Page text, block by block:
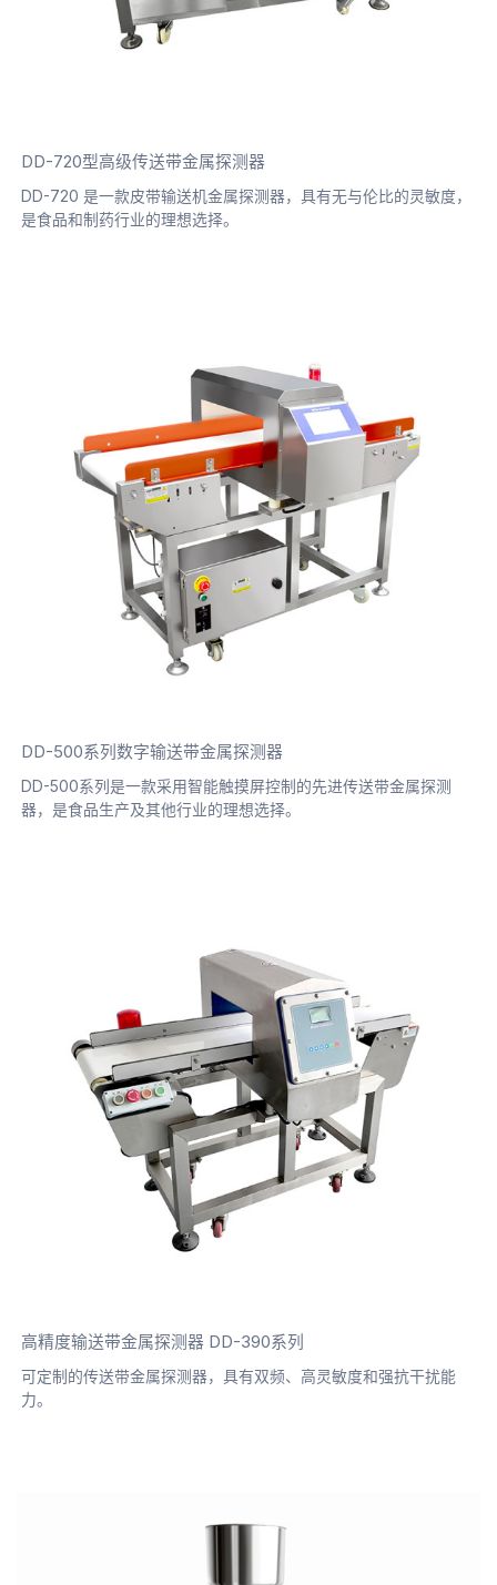
DD-720型高级传送带金属探测器
DD-720 是一款皮带输送机金属探测器，具有无与伦比的灵敏度，
是食品和制药行业的理想选择。
DD-500系列数字输送带金属探测器
DD-500系列是一款采用智能触摸屏控制的先进传送带金属探测
器，是食品生产及其他行业的理想选择。
高精度输送带金属探测器 DD-390系列
可定制的传送带金属探测器，具有双频、高灵敏度和强抗干扰能
力。